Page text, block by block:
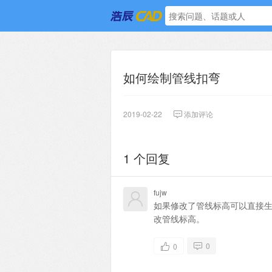
如何绘制管线扣弯
2019-02-22 添加评论
1 个回复
fujw
如果修改了管线标高可以直接
改管线标高。
0 0